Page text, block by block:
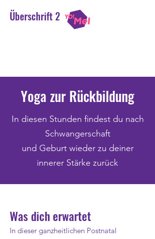
Überschrift 2
Yoga zur Rückbildung
In diesen Stunden findest du nach
Schwangerschaft
und Geburt wieder zu deiner
innerer Stärke zurück
Was dich erwartet
In dieser ganzheitlichen Postnatal